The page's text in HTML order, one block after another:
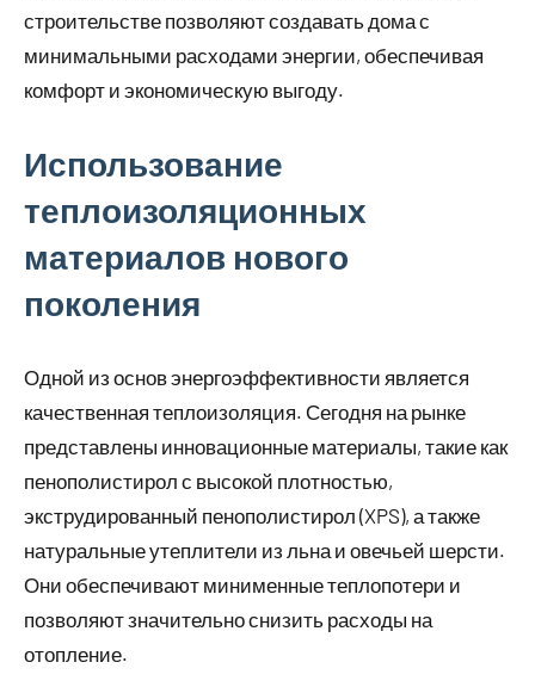
строительстве позволяют создавать дома с
минимальными расходами энергии, обеспечивая
комфорт и экономическую выгоду.
Использование
теплоизоляционных
материалов нового
поколения
Одной из основ энергоэффективности является
качественная теплоизоляция. Сегодня на рынке
представлены инновационные материалы, такие как
пенополистирол с высокой плотностью,
экструдированный пенополистирол (XPS), а также
натуральные утеплители из льна и овечьей шерсти.
Они обеспечивают минименные теплопотери и
позволяют значительно снизить расходы на
отопление.